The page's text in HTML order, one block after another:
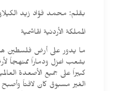
بقلم: محمد فؤاد زيد
المملكة الأردنية الهاشمية
ما يدور على أرض فلسطين
بشعب اعزل ودماراً ممنهجاً
كبيراً على جميع الأصعدة
الغير مسبوق كان لافتاً